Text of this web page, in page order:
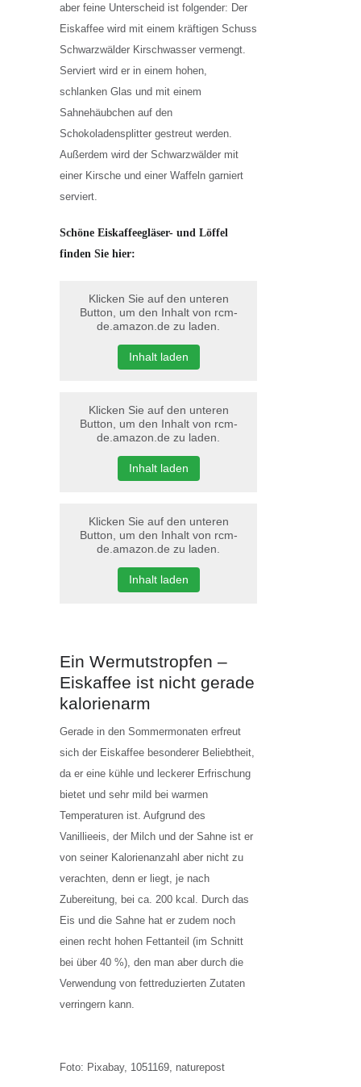
aber feine Unterscheid ist folgender: Der
Eiskaffee wird mit einem kräftigen Schuss
Schwarzwälder Kirschwasser vermengt.
Serviert wird er in einem hohen,
schlanken Glas und mit einem
Sahnehäubchen auf den
Schokoladensplitter gestreut werden.
Außerdem wird der Schwarzwälder mit
einer Kirsche und einer Waffeln garniert
serviert.
Schöne Eiskaffeegläser- und Löffel
finden Sie hier:
Klicken Sie auf den unteren
Button, um den Inhalt von rcm-
de.amazon.de zu laden.
Inhalt laden
Klicken Sie auf den unteren
Button, um den Inhalt von rcm-
de.amazon.de zu laden.
Inhalt laden
Klicken Sie auf den unteren
Button, um den Inhalt von rcm-
de.amazon.de zu laden.
Inhalt laden
Ein Wermutstropfen –
Eiskaffee ist nicht gerade
kalorienarm
Gerade in den Sommermonaten erfreut
sich der Eiskaffee besonderer Beliebtheit,
da er eine kühle und leckerer Erfrischung
bietet und sehr mild bei warmen
Temperaturen ist. Aufgrund des
Vanillieeis, der Milch und der Sahne ist er
von seiner Kalorienanzahl aber nicht zu
verachten, denn er liegt, je nach
Zubereitung, bei ca. 200 kcal. Durch das
Eis und die Sahne hat er zudem noch
einen recht hohen Fettanteil (im Schnitt
bei über 40 %), den man aber durch die
Verwendung von fettreduzierten Zutaten
verringern kann.
Foto: Pixabay, 1051169, naturepost